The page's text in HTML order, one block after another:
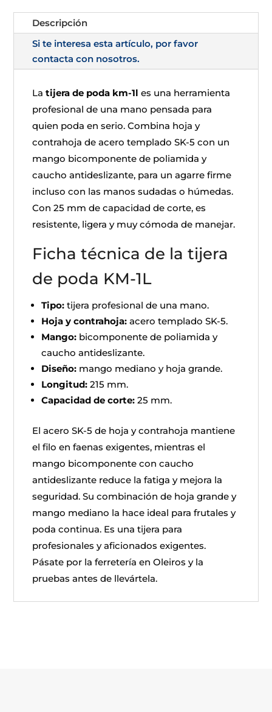
Descripción
Si te interesa esta artículo, por favor
contacta con nosotros.
Latijera de poda km-1l es una herramienta
profesional de una mano pensada para
quien poda en serio. Combina hoja y
contrahoja de acero templado SK-5 con un
mango bicomponente de poliamida y
caucho antideslizante, para un agarre firme
incluso con las manos sudadas o húmedas.
Con 25 mm de capacidad de corte, es
resistente, ligera y muy cómoda de manejar.
Ficha técnica de la tijera
de poda KM-1L
Tipo: tijera profesional de una mano.
Hoja y contrahoja: acero templado SK-5.
Mango: bicomponente de poliamida y
caucho antideslizante.
Diseño: mango mediano y hoja grande.
Longitud: 215 mm.
Capacidad de corte: 25 mm.
El acero SK-5 de hoja y contrahoja mantiene
el filo en faenas exigentes, mientras el
mango bicomponente con caucho
antideslizante reduce la fatiga y mejora la
seguridad. Su combinación de hoja grande y
mango mediano la hace ideal para frutales y
poda continua. Es una tijera para
profesionales y aficionados exigentes.
Pásate por la ferretería en Oleiros y la
pruebas antes de llevártela.